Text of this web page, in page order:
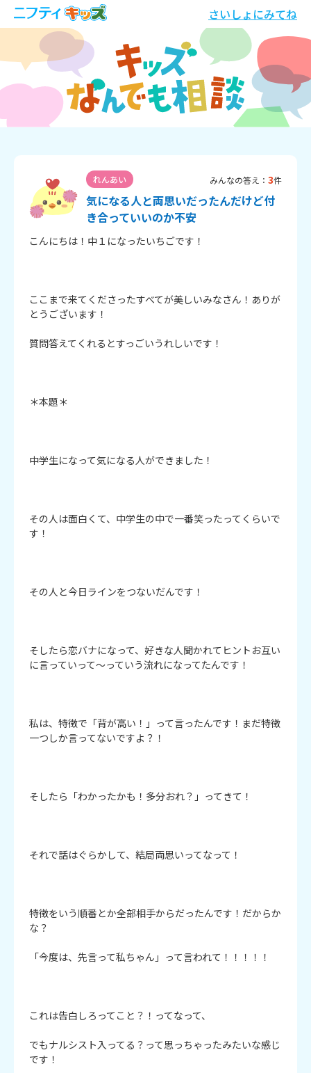
さいしょにみてね
れんあい みんなの答え： 3件
気になる人と両思いだったんだけど付
き合っていいのか不安
こんにちは！中１になったいちごです！
ここまで来てくださったすべてが美しいみなさん！ありが
とうございます！
質問答えてくれるとすっごいうれしいです！
＊本題＊
中学生になって気になる人ができました！
その人は面白くて、中学生の中で一番笑ったってくらいで
す！
その人と今日ラインをつないだんです！
そしたら恋バナになって、好きな人聞かれてヒントお互い
に言っていって～っていう流れになってたんです！
私は、特徴で「背が高い！」って言ったんです！まだ特徴
一つしか言ってないですよ？！
そしたら「わかったかも！多分おれ？」ってきて！
それで話はぐらかして、結局両思いってなって！
特徴をいう順番とか全部相手からだったんです！だからか
な？
「今度は、先言って私ちゃん」って言われて！！！！！
これは告白しろってこと？！ってなって、
でもナルシスト入ってる？って思っちゃったみたいな感じ
です！